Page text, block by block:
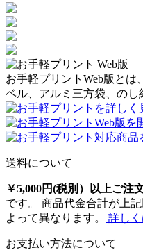
お手軽プリントWeb版とは
ベル、アルミ三方袋、のし
送料について
￥5,000円(税別）以上ご注
です。 商品代金合計が上
よって異なります。
詳し
お支払い方法について